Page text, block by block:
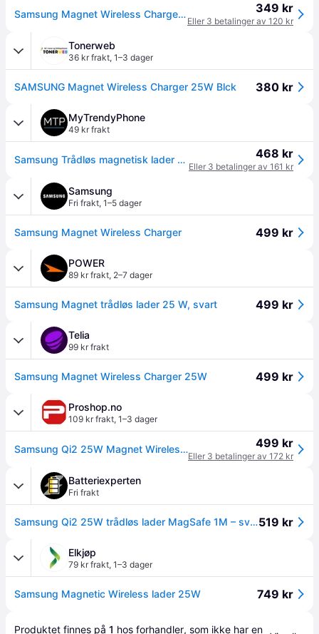
Samsung Magnet Wireless Charger 25W Black (EP-P2900BBEGWW) 349 kr
Eller 3 betalinger av 120 kr
Tonerweb
36 kr frakt, 1–3 dager
SAMSUNG Magnet Wireless Charger 25W Blck 380 kr
MyTrendyPhone
49 kr frakt
Samsung Trådløs magnetisk lader 25W EP-P2900BBE - mørkegrå 468 kr
Eller 3 betalinger av 161 kr
Samsung
Fri frakt, 1–5 dager
Samsung Magnet Wireless Charger 499 kr
POWER
89 kr frakt, 2–7 dager
Samsung Magnet trådløs lader 25 W, svart 499 kr
Telia
99 kr frakt
Samsung Magnet Wireless Charger 25W 499 kr
Proshop.no
109 kr frakt, 1–3 dager
Samsung Qi2 25W Magnet Wireless Charger - Dark Grey 499 kr
Eller 3 betalinger av 172 kr
Batteriexperten
Fri frakt
Samsung Qi2 25W trådløs lader MagSafe 1M – svart519 kr
Elkjøp
79 kr frakt, 1–3 dager
Samsung Magnetic Wireless lader 25W 749 kr
Produktet finnes på 1 hos forhandler, som ikke har en